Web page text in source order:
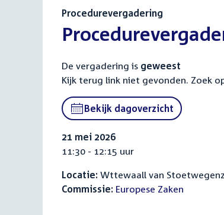
Procedurevergadering
:
De vergadering is geweest
Kijk terug link niet gevonden. Zoek
Bekijk dagoverzicht
21 mei 2026
11:30 - 12:15 uur
Locatie: Wttewaall van
Commissie: Europese Zaken